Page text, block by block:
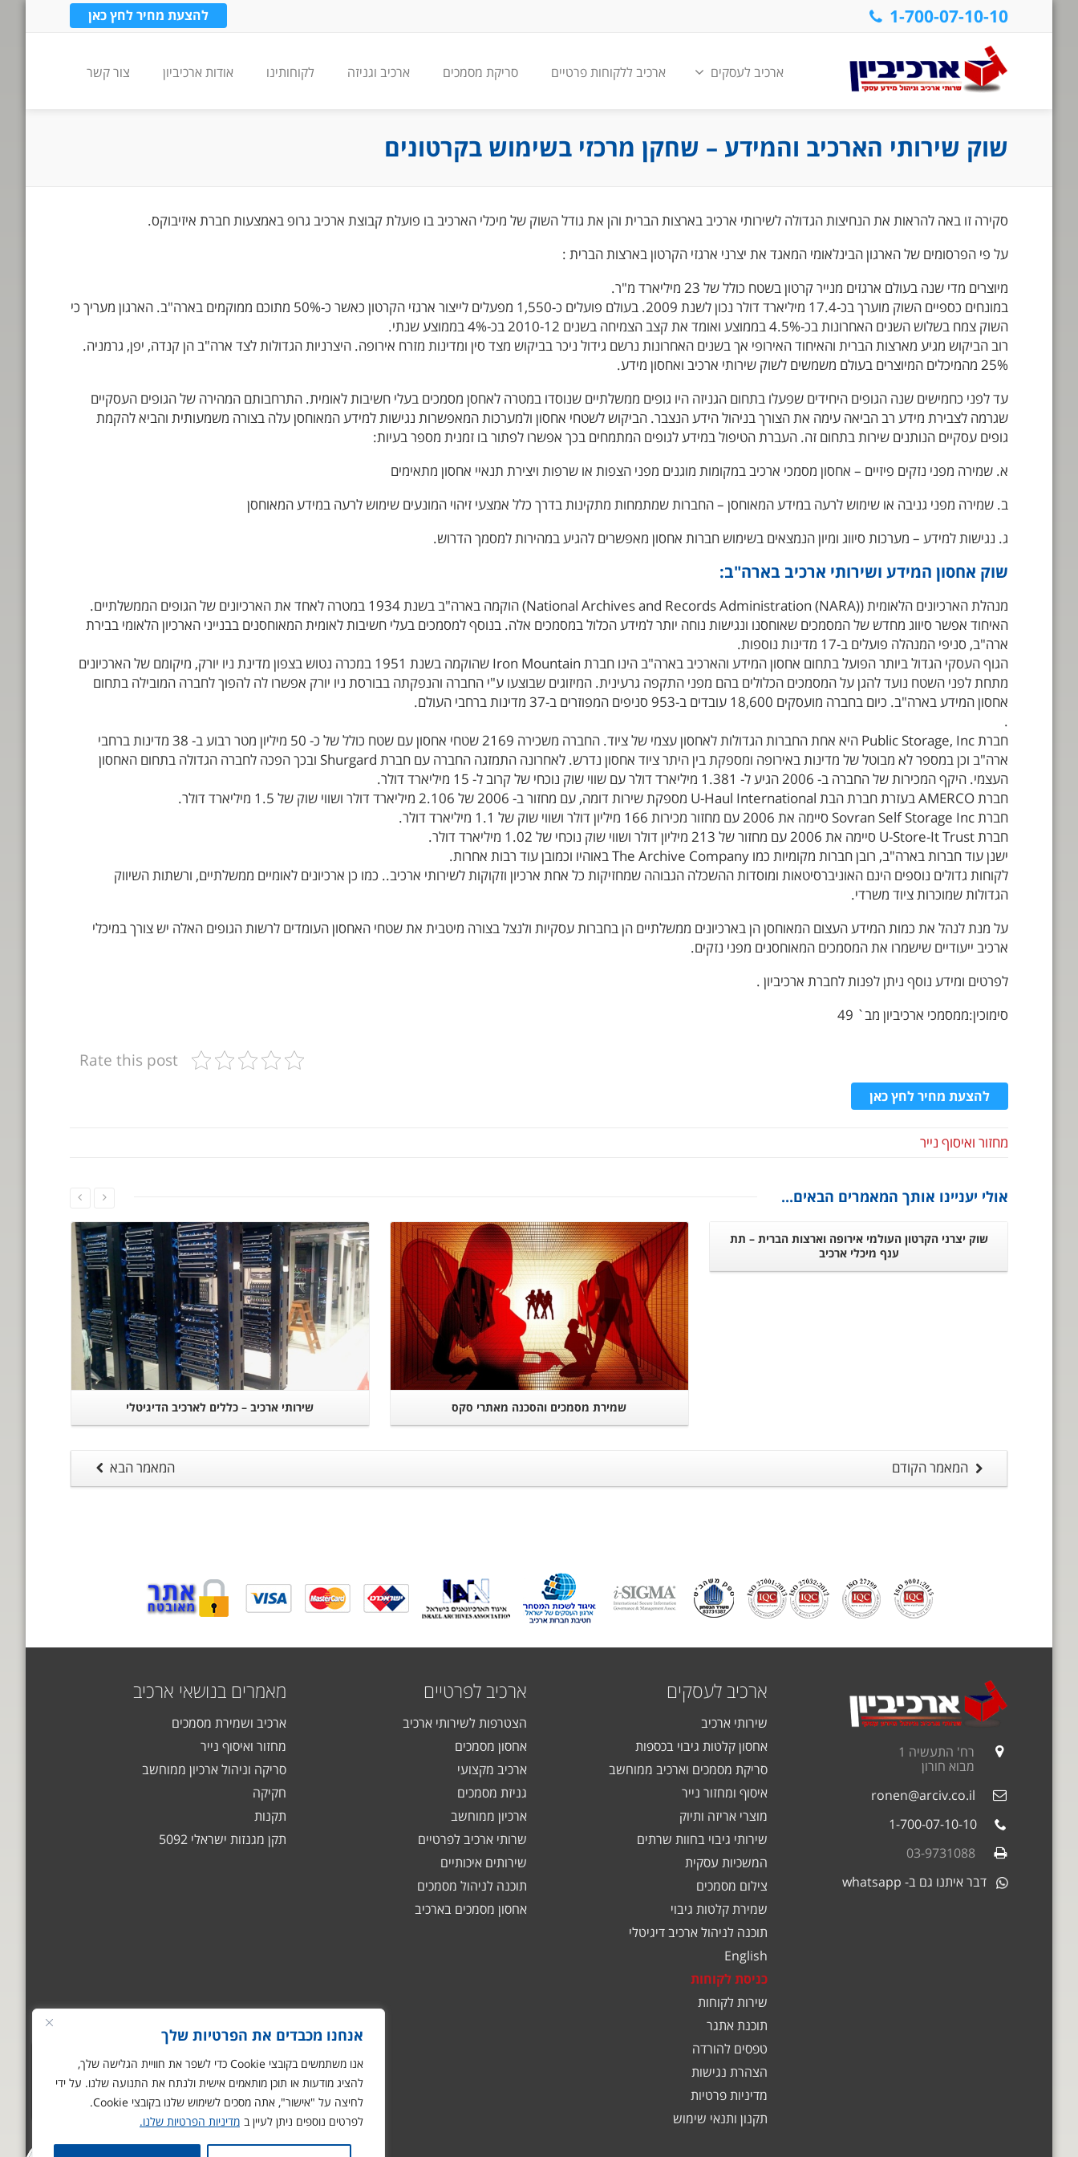
אנחנו מכבדים את הפרטיות שלך
אנו משתמשים בקובצי Cookie כדי לשפר את חוויית הגלישה שלך,
להציג מודעות או תוכן מותאמים אישית ולנתח את התנועה שלנו. על ידי
לחיצה על "אישור", אתה מסכים לשימוש שלנו בקובצי Cookie.
לפרטים נוספים ניתן לעיין ב מדיניות הפרטיות שלנו.
1-700-07-10-10 להצעת מחיר לחץ כאן
ארכיב לעסקים ארכיב ללקוחות פרטיים סריקת מסמכים ארכיב וגניזה לקוחותינו אודות ארכיביון צור קשר
שוק שירותי הארכיב והמידע – שחקן מרכזי בשימוש בקרטונים
סקירה זו באה להראות את הנחיצות הגדולה לשירותי ארכיב בארצות הברית והן את גודל השוק של מיכלי הארכיב בו פועלת קבוצת ארכיב גרופ באמצעות חברת איזיבוקס.
על פי הפרסומים של הארגון הבינלאומי המאגד את יצרני ארגזי הקרטון בארצות הברית :
מיוצרים מדי שנה בעולם ארגזים מנייר קרטון בשטח כולל של 23 מיליארד מ"ר.
במונחים כספיים השוק מוערך בכ-17.4 מיליארד דולר נכון לשנת 2009. בעולם פועלים כ-1,550 מפעלים לייצור ארגזי הקרטון כאשר כ-50% מתוכם ממוקמים בארה"ב. הארגון מעריך כי
השוק צמח בשלוש השנים האחרונות בכ-4.5% בממוצע ואומד את קצב הצמיחה בשנים 2010-12 בכ-4% בממוצע שנתי.
רוב הביקוש מגיע מארצות הברית והאיחוד האירופי אך בשנים האחרונות נרשם גידול ניכר בביקוש מצד סין ומדינות מזרח אירופה. היצרניות הגדולות לצד ארה"ב הן קנדה, יפן, גרמניה.
25% מהמיכלים המיוצרים בעולם משמשים לשוק שירותי ארכיב ואחסון מידע.
עד לפני כחמישים שנה הגופים היחידים שפעלו בתחום הגניזה היו גופים ממשלתיים שנוסדו במטרה לאחסן מסמכים בעלי חשיבות לאומית. התרחבותם המהירה של הגופים העסקיים
שגרמה לצבירת מידע רב הביאה עימה את הצורך בניהול הידע הנצבר. הביקוש לשטחי אחסון ולמערכות המאפשרות נגישות למידע המאוחסן עלה בצורה משמעותית והביא להקמת
גופים עסקיים הנותנים שירות בתחום זה. העברת הטיפול במידע לגופים המתמחים בכך אפשרו לפתור בו זמנית מספר בעיות:
א. שמירה מפני נזקים פיזיים – אחסון מסמכי ארכיב במקומות מוגנים מפני הצפות או שרפות ויצירת תנאיי אחסון מתאימים
ב. שמירה מפני גניבה או שימוש לרעה במידע המאוחסן – החברות שמתמחות מתקינות בדרך כלל אמצעי זיהוי המונעים שימוש לרעה במידע המאוחסן
ג. נגישות למידע – מערכות סיווג ומיון הנמצאים בשימוש חברות אחסון מאפשרים להגיע במהירות למסמך הדרוש.
שוק אחסון המידע ושירותי ארכיב בארה"ב:
מנהלת הארכיונים הלאומית (National Archives and Records Administration (NARA)) הוקמה בארה"ב בשנת 1934 במטרה לאחד את הארכיונים של הגופים הממשלתיים.
האיחוד אפשר סיווג מחדש של המסמכים שאוחסנו ונגישות נוחה יותר למידע הכלול במסמכים אלה. בנוסף למסמכים בעלי חשיבות לאומית המאוחסנים בבנייני הארכיון הלאומי בבירת
ארה"ב, סניפי המנהלה פועלים ב-17 מדינות נוספות.
הגוף העסקי הגדול ביותר הפועל בתחום אחסון המידע והארכיב בארה"ב הינו חברת Iron Mountain שהוקמה בשנת 1951 במכרה נטוש בצפון מדינת ניו יורק, מיקומם של הארכיונים
מתחת לפני השטח נועד להגן על המסמכים הכלולים בהם מפני התקפה גרעינית. המיזוגים שבוצעו ע"י החברה והנפקתה בבורסת ניו יורק אפשרו לה להפוך לחברה המובילה בתחום
אחסון המידע בארה"ב. כיום בחברה מועסקים 18,600 עובדים ב-953 סניפים המפוזרים ב-37 מדינות ברחבי העולם.
.
חברת Public Storage, Inc היא אחת החברות הגדולות לאחסון עצמי של ציוד. החברה משכירה 2169 שטחי אחסון עם שטח כולל של כ- 50 מיליון מטר רבוע ב- 38 מדינות ברחבי
ארה"ב וכן במספר לא מבוטל של מדינות באירופה ומספקת בין היתר ציוד אחסון נדרש. לאחרונה התמזגה החברה עם חברת Shurgard ובכך הפכה לחברה הגדולה בתחום האחסון
העצמי. היקף המכירות של החברה ב- 2006 הגיע ל- 1.381 מיליארד דולר עם שווי שוק נוכחי של קרוב ל- 15 מיליארד דולר.
חברת AMERCO בעזרת חברת הבת U-Haul International מספקת שירות דומה, עם מחזור ב- 2006 של 2.106 מיליארד דולר ושווי שוק של 1.5 מיליארד דולר.
חברת Sovran Self Storage Inc סיימה את 2006 עם מחזור מכירות 166 מיליון דולר ושווי שוק של 1.1 מיליארד דולר.
חברת U-Store-It Trust סיימה את 2006 עם מחזור של 213 מיליון דולר ושווי שוק נוכחי של 1.02 מיליארד דולר.
ישנן עוד חברות בארה"ב, רובן חברות מקומיות כמו The Archive Company באוהיו וכמובן עוד רבות אחרות.
לקוחות גדולים נוספים הינם האוניברסיטאות ומוסדות ההשכלה הגבוהה שמחזיקות כל אחת ארכיון וזקוקות לשירותי ארכיב.. כמו כן ארכיונים לאומיים ממשלתיים, ורשתות השיווק
הגדולות שמוכרות ציוד משרדי.
על מנת לנהל את כמות המידע העצום המאוחסן הן בארכיונים ממשלתיים הן בחברות עסקיות ולנצל בצורה מיטבית את שטחי האחסון העומדים לרשות הגופים האלה יש צורך במיכלי
ארכיב ייעודיים שישמרו את המסמכים המאוחסנים מפני נזקים.
לפרטים ומידע נוסף ניתן לפנות לחברת ארכיביון .
סימוכין:ממסמכי ארכיביון מב` 49
Rate this post
להצעת מחיר לחץ כאן
מחזור ואיסוף נייר
אולי יעניינו אותך המאמרים הבאים...
שירותי ארכיב – כללים לארכיב הדיגיטלי שמירת מסמכים והסכנה מאתרי סקס
שוק יצרני הקרטון העולמי אירופה וארצות הברית – תת
ענף מיכלי ארכיב
המאמר הבא המאמר הקודם
מאמרים בנושאי ארכיב
ארכיב ושמירת מסמכים
מחזור ואיסוף נייר
סריקה וניהול ארכיון ממוחשב
חקיקה
תקנות
תקן מגנזות ישראלי 5092
ארכיב לפרטיים
הצטרפות לשירותי ארכיב
אחסון מסמכים
ארכיב מקצועי
גניזת מסמכים
ארכיון ממוחשב
שרותי ארכיב לפרטיים
שירותים איכותיים
תוכנה לניהול מסמכים
אחסון מסמכים בארכיב
ארכיב לעסקים
שירותי ארכיב
אחסון קלטות גיבוי בכספות
סריקת מסמכים וארכיב ממוחשב
איסוף ומחזור נייר
מוצרי אריזה ותיוק
שירותי גיבוי בחוות שרתים
המשכיות עסקית
צילום מסמכים
שמירת קלטות גיבוי
תוכנה לניהול ארכיב דיגיטלי
English
כניסת לקוחות
שירות לקוחות
תוכנת אתגר
טפסים להורדה
הצהרת נגישות
מדיניות פרטיות
תקנון ותנאי שימוש
רח' התעשיה 1
מבוא חורון
ronen@arciv.co.il
1-700-07-10-10
03-9731088
דבר איתנו גם ב- whatsapp
שלום
אני הצ'אטבוט של
האתר! צריך עזרה? התחל
שיחה.